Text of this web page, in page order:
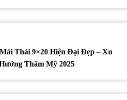
Thái 9×20 Hiện Đại Đẹp – Xu
Thẩm Mỹ 2025